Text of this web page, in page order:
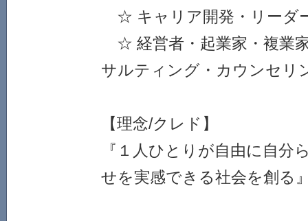
☆ キャリア開発・リーダ
☆ 経営者・起業家・複業
サルティング・カウンセリ
【理念/クレド】
『１人ひとりが自由に自分
せを実感できる社会を創る